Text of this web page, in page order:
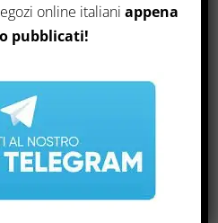
online italiani appena
pubblicati!